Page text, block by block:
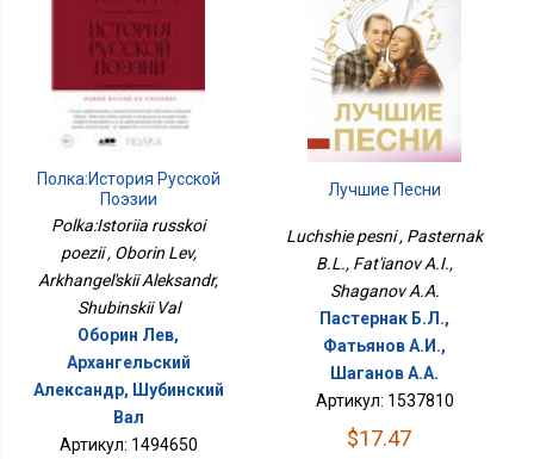
Полка:История Русской
Поэзии
Polka:Istoriia russkoi
poezii , Oborin Lev,
Arkhangel'skii Aleksandr,
Shubinskii Val
Оборин Лев,
Архангельский
Александр, Шубинский
Вал
Артикул: 1494650
Лучшие Песни
Luchshie pesni , Pasternak
B.L., Fat'ianov A.I.,
Shaganov A.A.
Пастернак Б.Л.,
Фатьянов А.И.,
Шаганов А.А.
Артикул: 1537810
$17.47